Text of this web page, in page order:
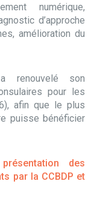
numérique,
d’approche
amélioration du
renouvelé son
pour les
afin que le plus
puisse bénéficier
des
par la CCBDP et